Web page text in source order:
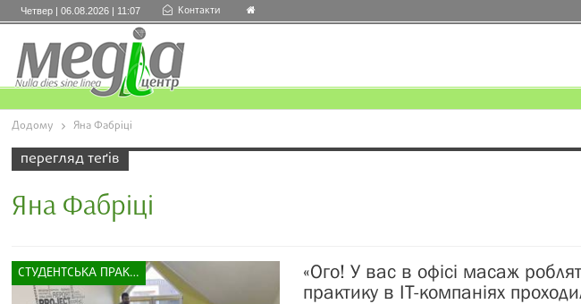
Четвер | 06.08.2026 | 11:07 Контакти
Додому Яна Фабріці
перегляд теґів
Яна Фабріці
СТУДЕНТСЬКА ПРАКТИКА
«Ого! У вас в офісі масаж
практику в ІТ-компаніях